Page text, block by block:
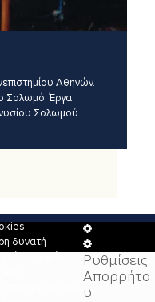
Αθηνών.
Σολωμό. Έργα
Σολωμού.
δυνατή
είναι αρχεία
Cookie
Box
Settings
Cookie
Box
Settings
Ρυθμίσεις
Απορρήτο
υ